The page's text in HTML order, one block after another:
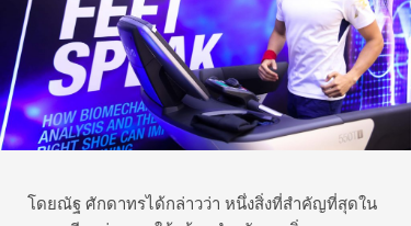
โดยณัฐ ศักดาทรได้กล่าวว่า หนึ่งสิ่งที่สำคัญที่สุดใน